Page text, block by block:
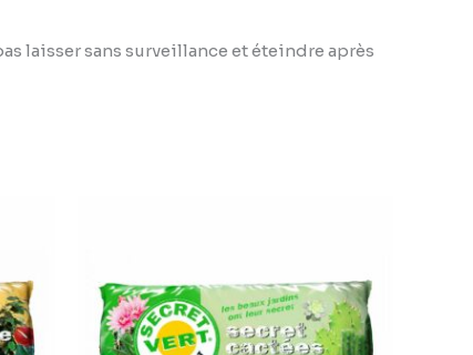
laisser sans surveillance et éteindre après
à
5,49 €